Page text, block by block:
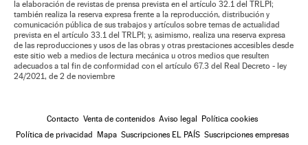
la elaboración de revistas de prensa prevista en el artículo 32.1 del TRLPI;
también realiza la reserva expresa frente a la reproducción, distribución y
comunicación pública de sus trabajos y artículos sobre temas de actualidad
prevista en el artículo 33.1 del TRLPI; y, asimismo, realiza una reserva expresa
de las reproducciones y usos de las obras y otras prestaciones accesibles desde
este sitio web a medios de lectura mecánica u otros medios que resulten
adecuados a tal fin de conformidad con el artículo 67.3 del Real Decreto - ley
24/2021, de 2 de noviembre
Contacto Venta de contenidos Aviso legal
Política cookies
Política de privacidad
Mapa Suscripciones EL PAÍS Suscripciones empresas